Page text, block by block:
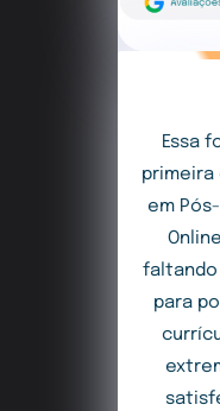
Essa
primeira
em
faltando
para